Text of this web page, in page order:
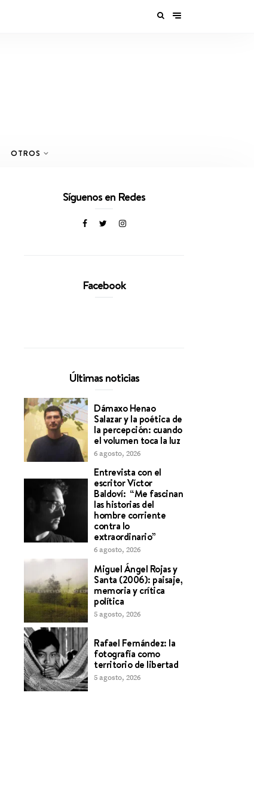
OTROS
Síguenos en Redes
Facebook
Últimas noticias
Dámaxo Henao
Salazar y la poética de
la percepción: cuando
el volumen toca la luz
6 agosto, 2026
Entrevista con el
escritor Víctor
Baldoví: “Me fascinan
las historias del
hombre corriente
contra lo
extraordinario”
6 agosto, 2026
Miguel Ángel Rojas y
Santa (2006): paisaje,
memoria y crítica
política
5 agosto, 2026
Rafael Fernández: la
fotografía como
territorio de libertad
5 agosto, 2026